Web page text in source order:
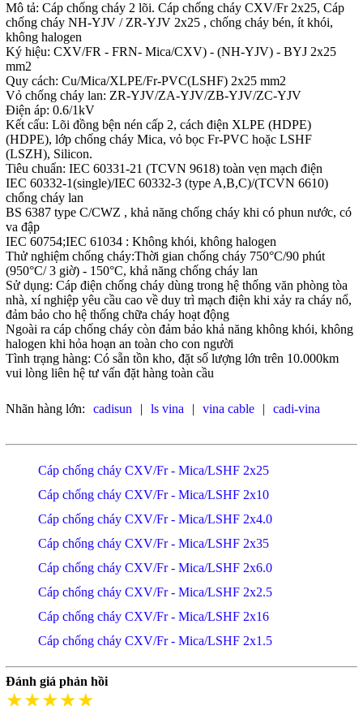
Mô tả: Cáp chống cháy 2 lõi. Cáp chống cháy CXV/Fr 2x25, Cáp
chống cháy NH-YJV / ZR-YJV 2x25 , chống cháy bén, ít khói,
không halogen
Ký hiệu: CXV/FR - FRN- Mica/CXV) - (NH-YJV) - BYJ 2x25
mm2
Quy cách: Cu/Mica/XLPE/Fr-PVC(LSHF) 2x25 mm2
Vỏ chống cháy lan: ZR-YJV/ZA-YJV/ZB-YJV/ZC-YJV
Điện áp: 0.6/1kV
Kết cấu: Lõi đồng bện nén cấp 2, cách điện XLPE (HDPE)
(HDPE), lớp chống cháy Mica, vỏ bọc Fr-PVC hoặc LSHF
(LSZH), Silicon.
Tiêu chuẩn: IEC 60331-21 (TCVN 9618) toàn vẹn mạch điện
IEC 60332-1(single)/IEC 60332-3 (type A,B,C)/(TCVN 6610)
chống cháy lan
BS 6387 type C/CWZ , khả năng chống cháy khi có phun nước, có
va đập
IEC 60754;IEC 61034 : Không khói, không halogen
Thử nghiệm chống cháy:Thời gian chống cháy 750°C/90 phút
(950°C/ 3 giờ) - 150°C, khả năng chống cháy lan
Sử dụng: Cáp điện chống cháy dùng trong hệ thống văn phòng tòa
nhà, xí nghiệp yêu cầu cao về duy trì mạch điện khi xảy ra cháy nổ,
đảm bảo cho hệ thống chữa cháy hoạt động
Ngoài ra cáp chống cháy còn đảm bảo khả năng không khói, không
halogen khi hỏa hoạn an toàn cho con người
Tình trạng hàng: Có sẵn tồn kho, đặt số lượng lớn trên 10.000km
vui lòng liên hệ tư vấn đặt hàng toàn cầu
Nhãn hàng lớn: cadisun | ls vina | vina cable | cadi-vina
Cáp chống cháy CXV/Fr - Mica/LSHF 2x25
Cáp chống cháy CXV/Fr - Mica/LSHF 2x10
Cáp chống cháy CXV/Fr - Mica/LSHF 2x4.0
Cáp chống cháy CXV/Fr - Mica/LSHF 2x35
Cáp chống cháy CXV/Fr - Mica/LSHF 2x6.0
Cáp chống cháy CXV/Fr - Mica/LSHF 2x2.5
Cáp chống cháy CXV/Fr - Mica/LSHF 2x16
Cáp chống cháy CXV/Fr - Mica/LSHF 2x1.5
Đánh giá phản hồi
★★★★★